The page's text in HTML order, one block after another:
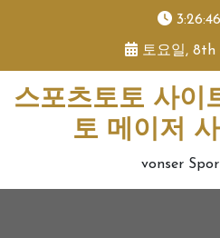
토요일, 8th
스포츠토토 사이
토 메이저
vonser